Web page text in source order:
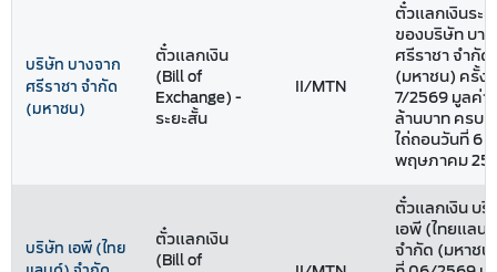
บริษัท บางจาก
ศรีราชา จำกัด
(มหาชน)
ตั๋วแลกเงิน
(Bill of
Exchange) -
ระยะสั้น
II/MTN
ตั๋วแลกเงินระ
ของบริษัท บา
ศรีราชา จำกัด
(มหาชน) ครั้งที่
7/2569 มูลค่า
ล้านบาท ครบ
ไถ่ถอนวันที่ 6
พฤษภาคม
บริษัท เอพี (ไทย
ตั๋วแลกเงิน
(Bill of
ตั๋วแลกเงิน บ
เอพี (ไทยแลน
จำกัด (มหาชน